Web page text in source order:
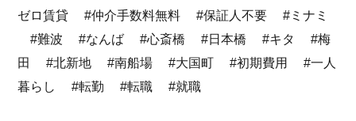
ゼロ賃貸 #仲介手数料無料 #保証人不要 #ミナミ
#難波 #なんば #心斎橋 #日本橋 #キタ #梅
田 #北新地 #南船場 #大国町 #初期費用 #一人
暮らし #転勤 #転職 #就職